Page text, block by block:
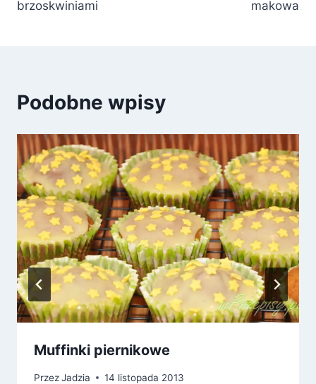
brzoskwiniami makowa
Podobne wpisy
Muffinki piernikowe
PrzezJadzia 14 listopada 2013